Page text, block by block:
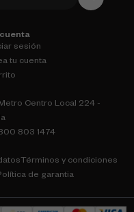
sesión
tu cuenta
Centro Local 224 -
803 1474
Términos y condiciones
de garantia